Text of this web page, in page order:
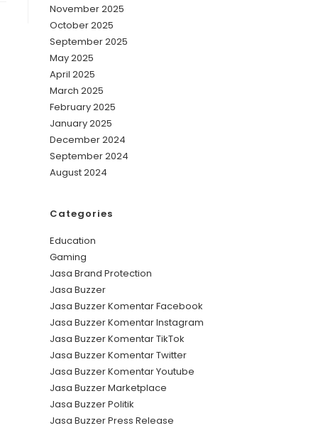
November 2025
October 2025
September 2025
May 2025
April 2025
March 2025
February 2025
January 2025
December 2024
September 2024
August 2024
Categories
Education
Gaming
Jasa Brand Protection
Jasa Buzzer
Jasa Buzzer Komentar Facebook
Jasa Buzzer Komentar Instagram
Jasa Buzzer Komentar TikTok
Jasa Buzzer Komentar Twitter
Jasa Buzzer Komentar Youtube
Jasa Buzzer Marketplace
Jasa Buzzer Politik
Jasa Buzzer Press Release